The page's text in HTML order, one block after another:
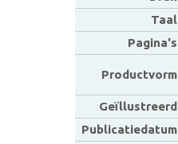
Taal
Pagina's
Productvorm
Geïllustreerd
Publicatiedatum